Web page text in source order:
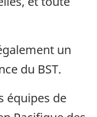
un
du BST.
équipes de